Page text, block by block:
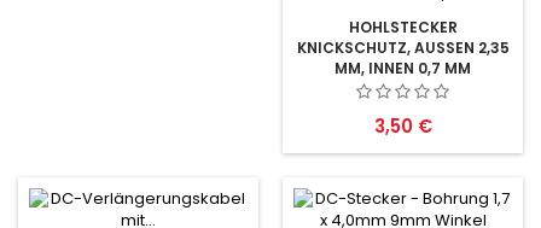
HOHLSTECKER
KNICKSCHUTZ, AUSSEN 2,35
MM, INNEN 0,7 MM
Preis
3,50 €